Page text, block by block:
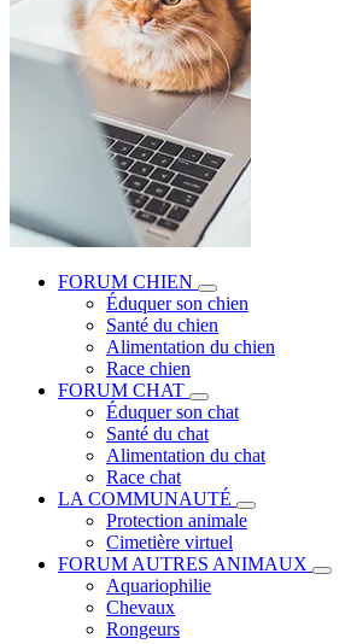
FORUM CHIEN
Éduquer son chien
Santé du chien
Alimentation du chien
Race chien
FORUM CHAT
Éduquer son chat
Santé du chat
Alimentation du chat
Race chat
LA COMMUNAUTÉ
Protection animale
Cimetière virtuel
FORUM AUTRES ANIMAUX
Aquariophilie
Chevaux
Rongeurs